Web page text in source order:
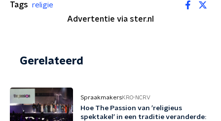
Tags religie
Advertentie via ster.nl
Gerelateerd
SpraakmakersKRO-NCRV
Hoe The Passion van 'religieus
spektakel' in een traditie veranderde: